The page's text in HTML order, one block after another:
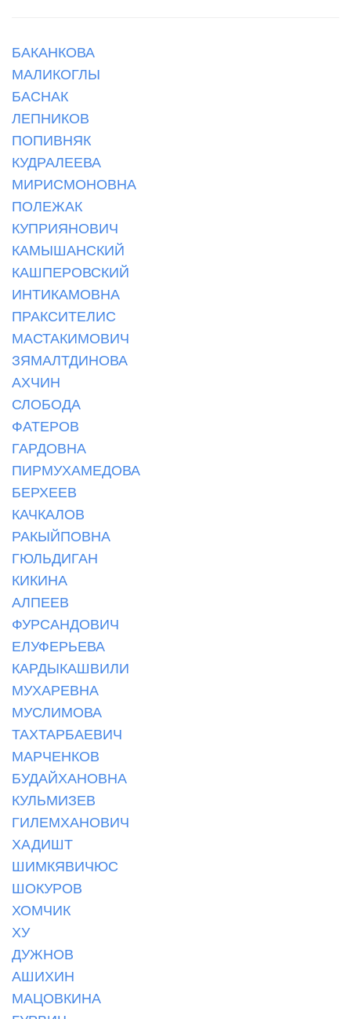
БАКАНКОВА
МАЛИКОГЛЫ
БАСНАК
ЛЕПНИКОВ
ПОПИВНЯК
КУДРАЛЕЕВА
МИРИСМОНОВНА
ПОЛЕЖАК
КУПРИЯНОВИЧ
КАМЫШАНСКИЙ
КАШПЕРОВСКИЙ
ИНТИКАМОВНА
ПРАКСИТЕЛИС
МАСТАКИМОВИЧ
ЗЯМАЛТДИНОВА
АХЧИН
СЛОБОДА
ФАТЕРОВ
ГАРДОВНА
ПИРМУХАМЕДОВА
БЕРХЕЕВ
КАЧКАЛОВ
РАКЫЙПОВНА
ГЮЛЬДИГАН
КИКИНА
АЛПЕЕВ
ФУРСАНДОВИЧ
ЕЛУФЕРЬЕВА
КАРДЫКАШВИЛИ
МУХАРЕВНА
МУСЛИМОВА
ТАХТАРБАЕВИЧ
МАРЧЕНКОВ
БУДАЙХАНОВНА
КУЛЬМИЗЕВ
ГИЛЕМХАНОВИЧ
ХАДИШТ
ШИМКЯВИЧЮС
ШОКУРОВ
ХОМЧИК
ХУ
ДУЖНОВ
АШИХИН
МАЦОВКИНА